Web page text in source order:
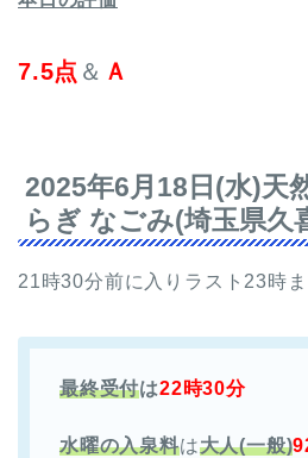
7.5点 ＆ Ａ
2025年6月18日(水)天
らぎ なごみ(埼玉県久
21時30分前に入りラスト23時ま
最終受付は22時30分
水曜の入泉料は大人(一般)